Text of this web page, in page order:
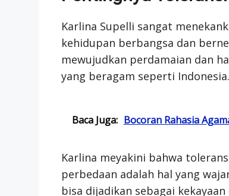
Karlina Supelli sangat
kehidupan berbangsa dan
mewujudkan perdamaian dan
yang beragam seperti Indonesia.
Baca Juga: Bocoran Rahasia
Karlina meyakini bahwa
perbedaan adalah hal yang
bisa dijadikan sebagai